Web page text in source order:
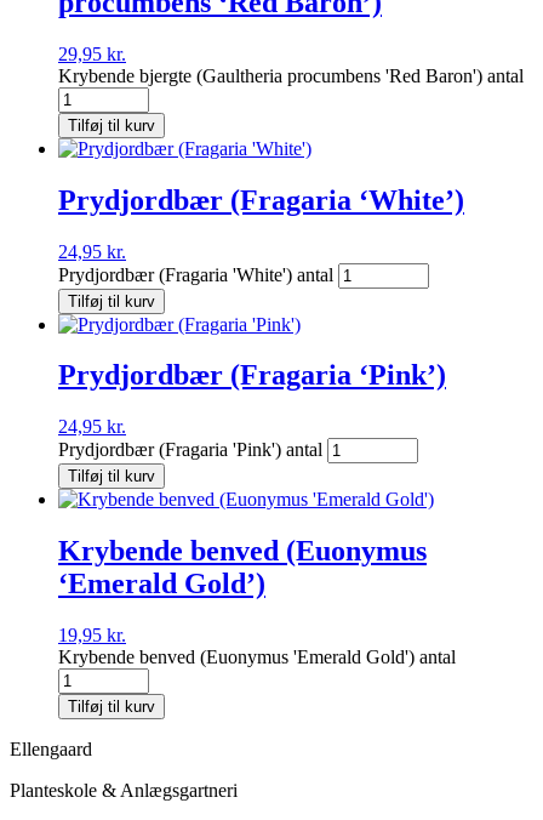
29,95 kr.
Krybende bjergte (Gaultheria procumbens 'Red Baron') antal
Tilføj til kurv
Prydjordbær (Fragaria ‘White’)
24,95 kr.
Prydjordbær (Fragaria 'White') antal
Tilføj til kurv
Prydjordbær (Fragaria ‘Pink’)
24,95 kr.
Prydjordbær (Fragaria 'Pink') antal
Tilføj til kurv
Krybende benved (Euonymus
‘Emerald Gold’)
19,95 kr.
Krybende benved (Euonymus 'Emerald Gold') antal
Tilføj til kurv
Ellengaard
Planteskole & Anlægsgartneri